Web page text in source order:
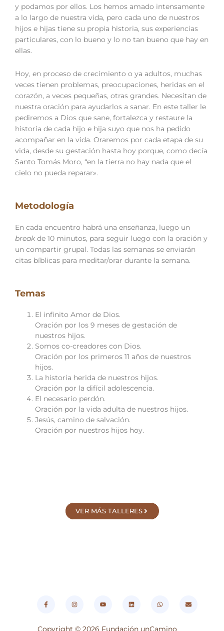
y podamos por ellos. Los hemos amado intensamente
a lo largo de nuestra vida, pero cada uno de nuestros
hijos e hijas tiene su propia historia, sus experiencias
particulares, con lo bueno y lo no tan bueno que hay en
ellas.
Hoy, en proceso de crecimiento o ya adultos, muchas
veces tienen problemas, preocupaciones, heridas en el
corazón, a veces pequeñas, otras grandes. Necesitan de
nuestra oración para ayudarlos a sanar. En este taller le
pediremos a Dios que sane, fortalezca y restaure la
historia de cada hijo e hija suyo que nos ha pedido
acompañar en la vida. Oraremos por cada etapa de su
vida, desde su gestación hasta hoy porque, como decía
Santo Tomás Moro, “en la tierra no hay nada que el
cielo no pueda reparar».
Metodología
En cada encuentro habrá una enseñanza, luego un
breakde 10 minutos, para seguir luego con la oración y
un compartir grupal. Todas las semanas se enviarán
citas bíblicas para meditar/orar durante la semana.
Temas
El infinito Amor de Dios.
Oración por los 9 meses de gestación de
nuestros hijos.
Somos co-creadores con Dios.
Oración por los primeros 11 años de nuestros
hijos.
La historia herida de nuestros hijos.
Oración por la difícil adolescencia.
El necesario perdón.
Oración por la vida adulta de nuestros hijos.
Jesús, camino de salvación.
Oración por nuestros hijos hoy.
VER MÁS TALLERES
a
c
o
n
s
g
o
b
i
n
d
h
a
n
Copyright © 2026 Fundación unCamino